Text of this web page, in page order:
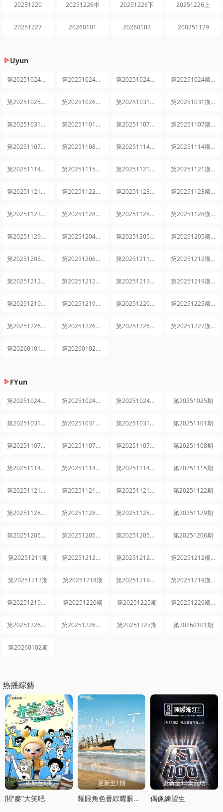
20251220 20251226中 20251226下 20251226上
20251227 20260101 20260103 200251129
Uyun
第20251024期先导片 第20251024期上 第20251024期中 第20251024期下
第20251025期日记 第20251026期发布会全程回顾 第20251031期上 第20251031期中
第20251031期下 第20251101期日记 第20251107期上 第20251107期中
第20251107期下 第20251108期日记 第20251114期上 第20251114期中
第20251114期下 第20251115期日记 第20251121期上 第20251121期中
第20251121期下 第20251122期日记 第20251123期花絮合集1 第20251123期花絮合集2
第20251123期花絮合集3 第20251128期上 第20251128期中 第20251128期下
第20251129期日记 第20251204期未播集锦 第20251205期上 第20251205期中
第20251205期下 第20251206期日记 第20251211期未播集锦 第20251212期上
第20251212期中 第20251212期下 第20251213期日记 第20251219期上
第20251219期中 第20251219期下 第20251220期日记 第20251225期未播集锦
第20251226期上 第20251226期中 第20251226期下 第20251227期日记
第20260101期未播集锦 第20260102期新春集锦
FYun
第20251024期上 第20251024期中 第20251024期下 第20251025期
第20251031期上 第20251031期中 第20251031期下 第20251101期
第20251107期上 第20251107期中 第20251107期下 第20251108期
第20251114期上 第20251114期中 第20251114期下 第20251115期
第20251121期上 第20251121期中 第20251121期下 第20251122期
第20251128期上 第20251128期中 第20251128期下 第20251129期
第20251205期上 第20251205期中 第20251205期下 第20251206期
第20251211期 第20251212期上 第20251212期中 第20251212期下
第20251213期 第20251218期 第20251219期上 第20251219期中
第20251219期下 第20251220期 第20251225期 第20251226期上
第20251226期中 第20251226期下 第20251227期 第20260101期
第20260102期
热播綜藝
更新至6期
開“麥”大笑吧
更新至1期
耀眼角色番綜耀眼一夏
更新至12集完结
偶像練習生